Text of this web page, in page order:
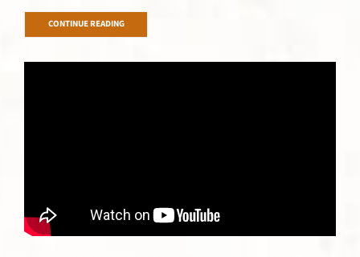
CONTINUE READING